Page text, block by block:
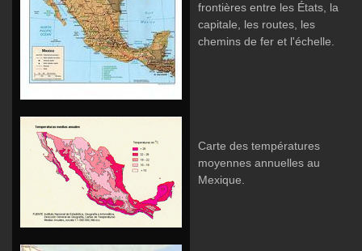
frontières entre les États, la
capitale, les routes, les
chemins de fer et l'échelle.
Carte des températures
moyennes annuelles au
Mexique.